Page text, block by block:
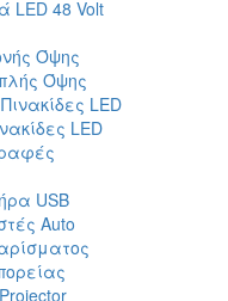
LED 48 Volt
Όψης
Όψης
LED
LED
USB
Auto